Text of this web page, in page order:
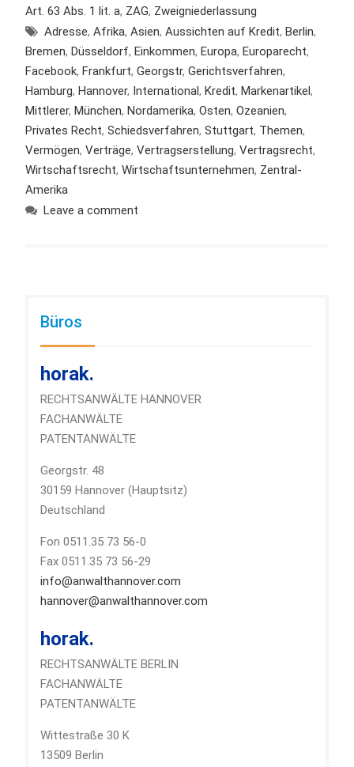
Art. 63 Abs. 1 lit. a, ZAG, Zweigniederlassung
Adresse, Afrika, Asien, Aussichten auf Kredit, Berlin,
Bremen, Düsseldorf, Einkommen, Europa, Europarecht,
Facebook, Frankfurt, Georgstr, Gerichtsverfahren,
Hamburg, Hannover, International, Kredit, Markenartikel,
Mittlerer, München, Nordamerika, Osten, Ozeanien,
Privates Recht, Schiedsverfahren, Stuttgart, Themen,
Vermögen, Verträge, Vertragserstellung, Vertragsrecht,
Wirtschaftsrecht, Wirtschaftsunternehmen, Zentral-
Amerika
Leave a comment
Büros
horak.
RECHTSANWÄLTE HANNOVER
FACHANWÄLTE
PATENTANWÄLTE
Georgstr. 48
30159 Hannover (Hauptsitz)
Deutschland
Fon 0511.35 73 56-0
Fax 0511.35 73 56-29
info@anwalthannover.com
hannover@anwalthannover.com
horak.
RECHTSANWÄLTE BERLIN
FACHANWÄLTE
PATENTANWÄLTE
Wittestraße 30 K
13509 Berlin